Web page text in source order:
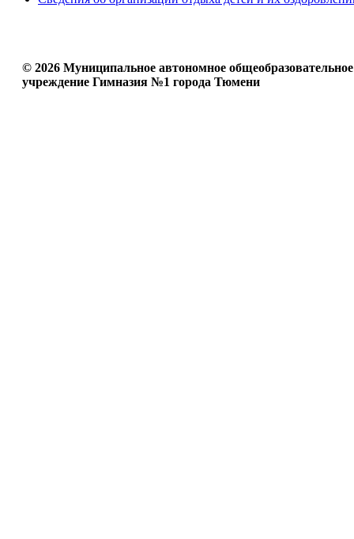
© 2026 Муниципальное автономное общеобразовательное
учреждение Гимназия №1 города Тюмени